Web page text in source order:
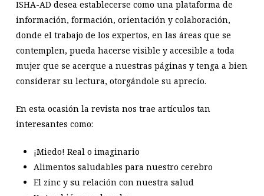
ISHA-AD desea establecerse como una plataforma de
información, formación, orientación y colaboración,
donde el trabajo de los expertos, en las áreas que se
contemplen, pueda hacerse visible y accesible a toda
mujer que se acerque a nuestras páginas y tenga a bien
considerar su lectura, otorgándole su aprecio.
En esta ocasión la revista nos trae artículos tan
interesantes como:
¡Miedo! Real o imaginario
Alimentos saludables para nuestro cerebro
El zinc y su relación con nuestra salud